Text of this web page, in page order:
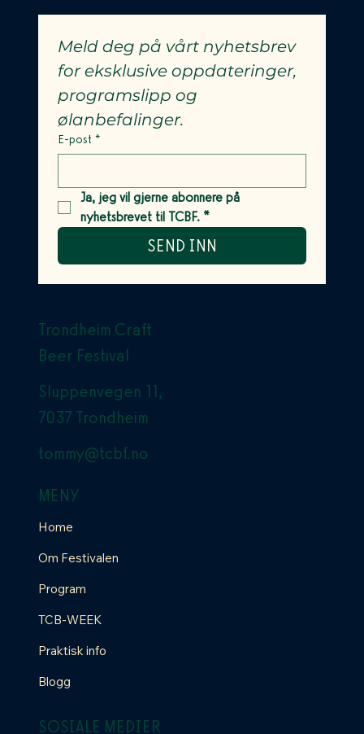
Meld deg på vårt nyhetsbrev
for eksklusive oppdateringer,
programslipp og
ølanbefalinger.
E-post *
Ja, jeg vil gjerne abonnere på
nyhetsbrevet til TCBF. *
SEND INN
Trondheim Craft
Beer Festival
Sluppenvegen 11,
7037 Trondheim
tommy@tcbf.no
MENY
Home
Om Festivalen
Program
TCB-WEEK
Praktisk info
Blogg
SOSIALE MEDIER